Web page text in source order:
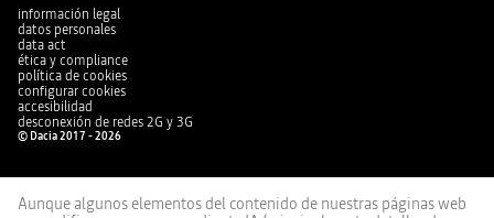
información legal
datos personales
data act
ética y compliance
política de cookies
configurar cookies
accesibilidad
desconexión de redes 2G y 3G
© Dacia 2017 - 2026
Aunque algunos elementos del contenido de nuestras páginas web